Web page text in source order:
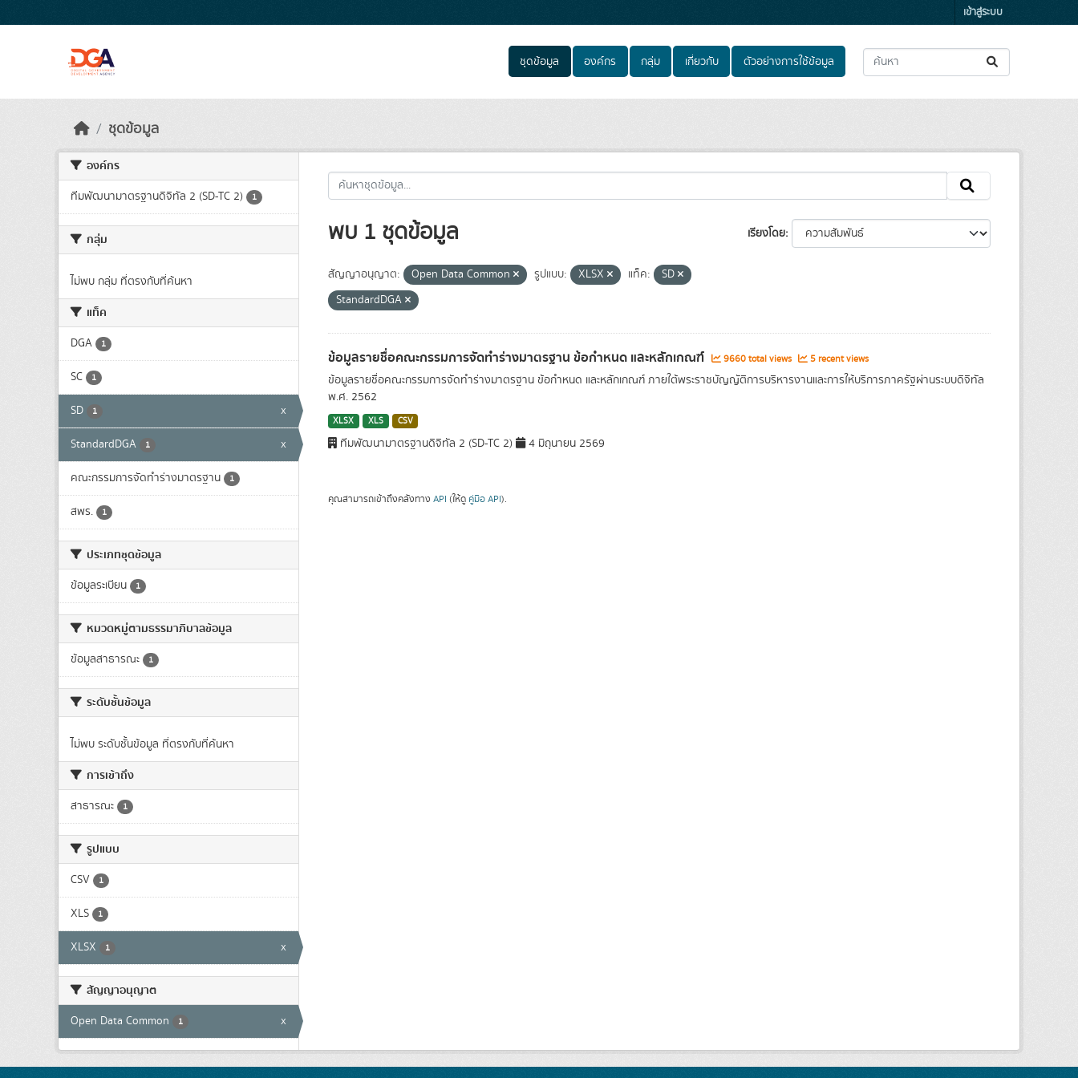
เข้าสู่ระบบ
ชุดข้อมูล องค์กร กลุ่ม เกี่ยวกับ ตัวอย่างการใช้ข้อมูล
ชุดข้อมูล
องค์กร
ทีมพัฒนามาตรฐานดิจิทัล 2 (SD-TC 2) 1
กลุ่ม
ไม่พบ กลุ่ม ที่ตรงกับที่ค้นหา
แท็ค
DGA 1
SC 1
SD 1 x
StandardDGA 1 x
คณะกรรมการจัดทำร่างมาตรฐาน 1
สพร. 1
ประเภทชุดข้อมูล
ข้อมูลระเบียน 1
หมวดหมู่ตามธรรมาภิบาลข้อมูล
ข้อมูลสาธารณะ 1
ระดับชั้นข้อมูล
ไม่พบ ระดับชั้นข้อมูล ที่ตรงกับที่ค้นหา
การเข้าถึง
สาธารณะ 1
รูปแบบ
CSV 1
XLS 1
XLSX 1 x
สัญญาอนุญาต
Open Data Common 1 x
เรียงโดย
พบ 1 ชุดข้อมูล
สัญญาอนุญาต: Open Data Common รูปแบบ: XLSX แท็ค:
SD
StandardDGA
ข้อมูลรายชื่อคณะกรรมการจัดทำร่างมาตรฐาน ข้อกำหนด และหลักเกณฑ์ 9660 total views 5 recent views
ข้อมูลรายชื่อคณะกรรมการจัดทำร่างมาตรฐาน ข้อกำหนด และหลักเกณฑ์ ภายใต้พระราชบัญญัติการบริหารงานและการให้บริการภาครัฐผ่านระบบดิจิทัล
พ.ศ. 2562
XLSX XLS CSV
ทีมพัฒนามาตรฐานดิจิทัล 2 (SD-TC 2) 4 มิถุนายน 2569
คุณสามารถเข้าถึงคลังทาง API (ให้ดู คู่มือ API).